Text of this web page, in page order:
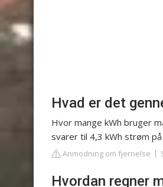
Hvad er det
Hvor mange kWh bruger
svarer til 4,3 kWh strøm
Anmodning om fjernelse
Hvordan regner